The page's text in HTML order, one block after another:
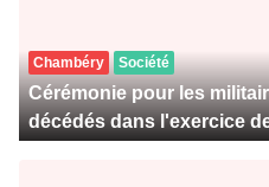
Chambéry Société
Cérémonie pour les
décédés dans l'exercice